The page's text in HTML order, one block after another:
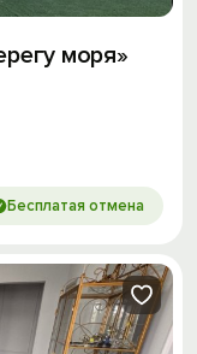
моря»
Бесплатая отмена